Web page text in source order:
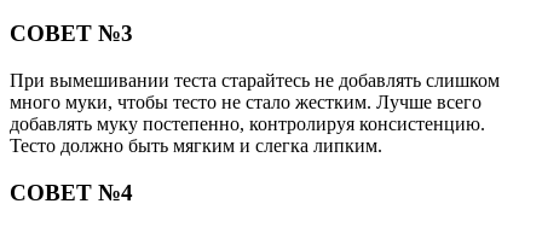
СОВЕТ №3
При вымешивании теста старайтесь не добавлять слишком
много муки, чтобы тесто не стало жестким. Лучше всего
добавлять муку постепенно, контролируя консистенцию.
Тесто должно быть мягким и слегка липким.
СОВЕТ №4